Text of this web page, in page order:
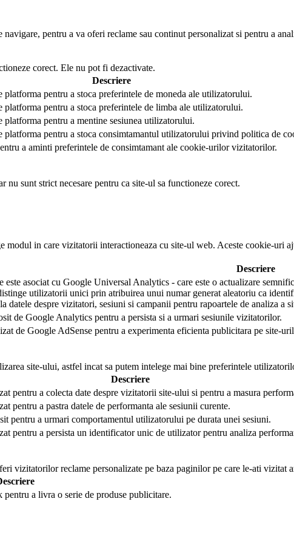
pentru a va oferi reclame sau continut personalizat si pentru a
corect. Ele nu pot fi dezactivate.
Descriere
platforma pentru a stoca preferintele de moneda ale utilizatorului.
platforma pentru a stoca preferintele de limba ale utilizatorului.
platforma pentru a mentine sesiunea utilizatorului.
platforma pentru a stoca consimtamantul utilizatorului privind politica de
a aminti preferintele de consimtamant ale cookie-urilor vizitatorilor.
sunt strict necesare pentru ca site-ul sa functioneze corect.
modul in care vizitatorii interactioneaza cu site-ul web. Aceste cookie-uri
Descriere
este asociat cu Google Universal Analytics - care este o actualizare
utilizatorii unici prin atribuirea unui numar generat aleatoriu ca
datele despre vizitatori, sesiuni si campanii pentru rapoartele de analiza a
de Google Analytics pentru a persista si a urmari sesiunile vizitatorilor.
de Google AdSense pentru a experimenta eficienta publicitara pe site-
site-ului, astfel incat sa putem intelege mai bine preferintele
Descriere
pentru a colecta date despre vizitatorii site-ului si pentru a masura
pentru a pastra datele de performanta ale sesiunii curente.
pentru a urmari comportamentul utilizatorului pe durata unei sesiuni.
pentru a persista un identificator unic de utilizator pentru analiza
vizitatorilor reclame personalizate pe baza paginilor pe care le-ati vizitat
a livra o serie de produse publicitare.